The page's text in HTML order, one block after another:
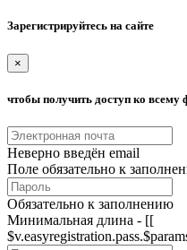
Зарегистрируйтесь на сайте
×
чтобы получить доступ ко всему
Неверно введён email
Поле обязательно к
Обязательно к заполнению
Минимальная длина - [[